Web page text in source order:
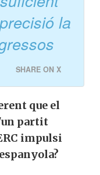
els
amb